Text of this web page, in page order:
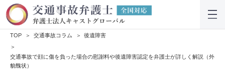
TOP 交通事故コラム 後遺障害
交通事故で顔に傷を負った場合の慰謝料や後遺障害認定を弁護士が詳しく解説（外
貌醜状）